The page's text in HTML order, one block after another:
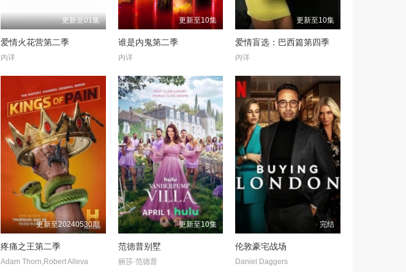
更新至01集
爱情火花营第二季
内详
更新至10集
谁是内鬼第二季
内详
更新至10集
爱情盲选：巴西篇第四季
内详
更新至20240530期
疼痛之王第二季
Adam Thorn,Robert Alleva
更新至10集
范德普别墅
丽莎·范德普
完结
伦敦豪宅战场
Daniel Daggers